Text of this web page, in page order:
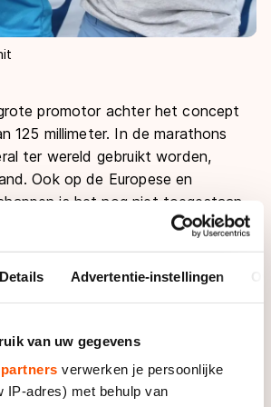
Details Advertentie-instellingen
van uw gegevens
verwerken je persoonlijke
IP-adres) met behulp van
promotor achter het concept
125 millimeter. In de marathons
ter wereld gebruikt worden,
Ook op de Europese en
is het nog niet toegestaan.
“Het is nog behoorlijk stil”,
over een eventuele
het team van Powerslide al
zegt Scott Arlidge, manager bij